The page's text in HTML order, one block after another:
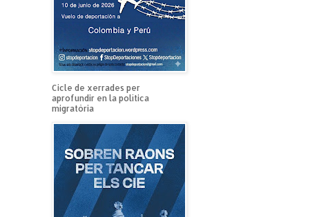
Cicle de xerrades per
aprofundir en la política
migratòria